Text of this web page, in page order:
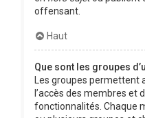
offensant.
Haut
Que sont les groupes
Les groupes
l’accès des membres et
fonctionnalités. Chaque